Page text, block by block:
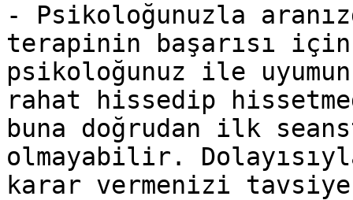
- Psikoloğunuzla
terapinin başarısı
psikoloğunuz ile
rahat hissedip
buna doğrudan ilk
olmayabilir.
karar vermenizi